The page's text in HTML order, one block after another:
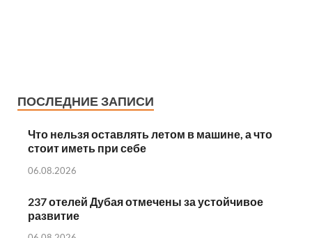
ПОСЛЕДНИЕ ЗАПИСИ
Что нельзя оставлять летом в машине, а что
стоит иметь при себе
06.08.2026
237 отелей Дубая отмечены за устойчивое
развитие